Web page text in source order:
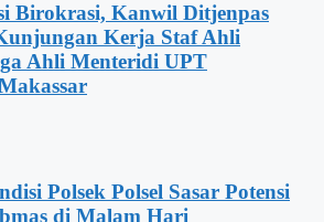
Birokrasi, Kanwil Ditjenpas
Kerja Staf Ahli
Ahli Menteridi UPT
Polsek Polsel Sasar Potensi
di Malam Hari